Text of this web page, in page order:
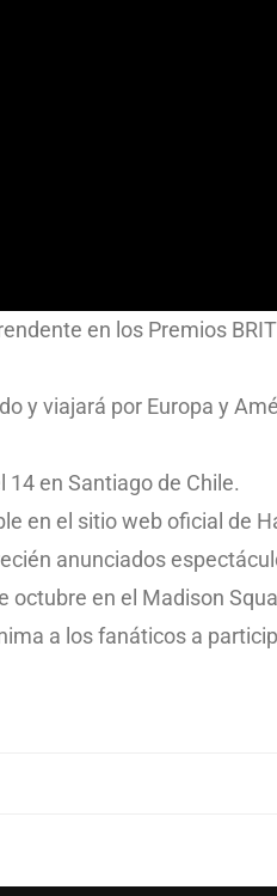
en los Premios
y viajará por Europa y
14 en Santiago de Chile.
en el sitio web oficial de
anunciados
octubre en el Madison
a los fanáticos a